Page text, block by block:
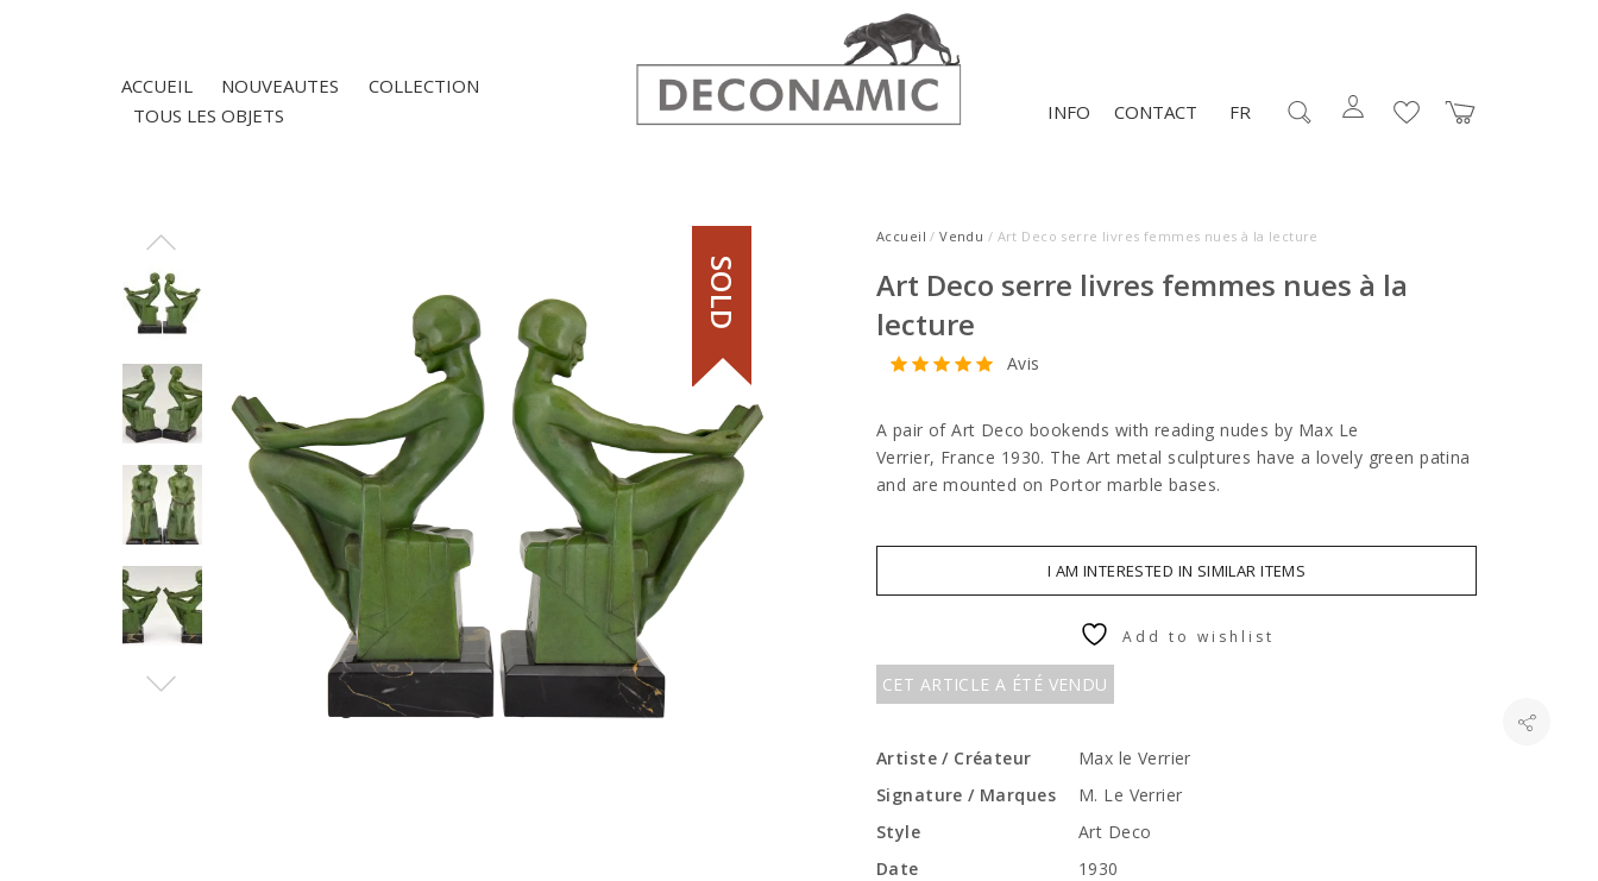
ACCUEIL NOUVEAUTES
COLLECTION
TOUS LES OBJETS
CONTACT
INFO FR
SOLD
Accueil /Vendu / Art Deco serre livres femmes nues à la lecture
Art Deco serre livres femmes nues à la
lecture
Avis
A pair of Art Deco bookends with reading nudes by Max Le
Verrier, France 1930. The Art metal sculptures have a lovely green patina
and are mounted on Portor marble bases.
I AM INTERESTED IN SIMILAR ITEMS
CET ARTICLE A ÉTÉ VENDU
Add to wishlist
Artiste / Créateur
Max le Verrier
Signature / Marques
M. Le Verrier
Style
Art Deco
Date
1930